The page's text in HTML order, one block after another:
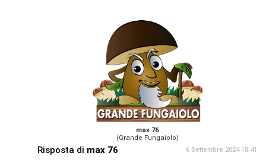
max 76
(Grande Fungaiolo)
Risposta di max 76 6 Settembre 2024 18:41